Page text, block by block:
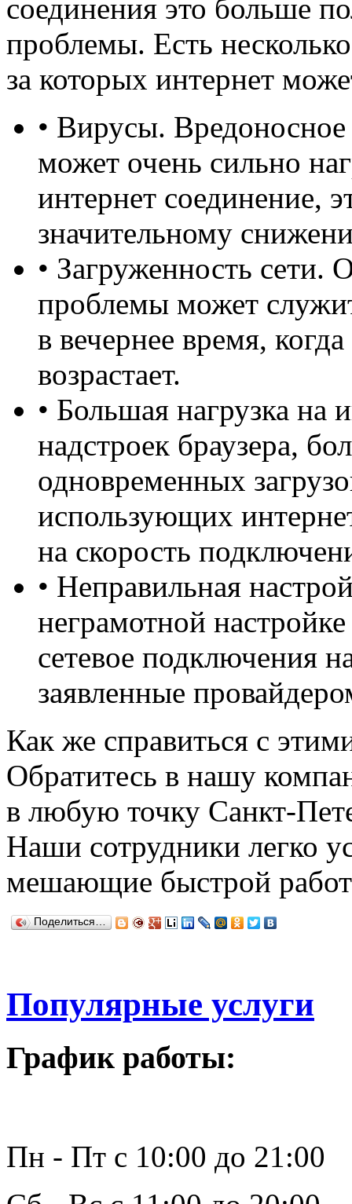
соединения это больше
проблемы. Есть
за которых интернет
• Вирусы.
может очень сильно
интернет соединение,
значительному
• Загруженность
проблемы может
в вечернее время,
возрастает.
• Большая нагрузка на
надстроек браузера,
одновременных
использующих
на скорость
• Неправильная
неграмотной
сетевое подключения
заявленные
Как же справиться с
Обратитесь в нашу
в любую точку Санкт-
Наши сотрудники легко
мешающие быстрой
Поделиться…
Популярные услуги
График работы:
Пн - Пт с 10:00 до 21:00